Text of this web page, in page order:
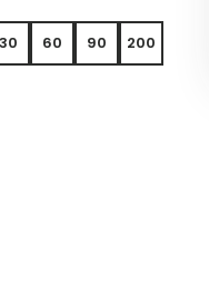
30 60 90 200